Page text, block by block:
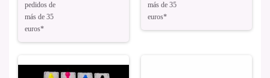
pedidos de
más de 35
euros*
más de 35
euros*